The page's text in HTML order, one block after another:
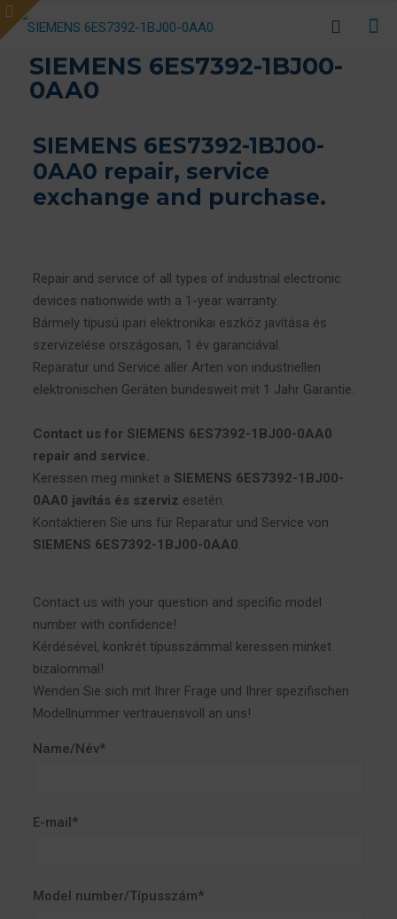
SIEMENS 6ES7392-1BJ00-
0AA0
SIEMENS 6ES7392-1BJ00-
0AA0 repair, service
exchange and purchase.
Repair and service of all types of industrial electronic
devices nationwide with a 1-year warranty.
Bármely típusú ipari elektronikai eszköz javítása és
szervizelése országosan, 1 év garanciával.
Reparatur und Service aller Arten von industriellen
elektronischen Geräten bundesweit mit 1 Jahr Garantie.
Contact us for SIEMENS 6ES7392-1BJ00-0AA0
repair and service.
Keressen meg minket a SIEMENS 6ES7392-1BJ00-
0AA0 javítás és szerviz esetén.
Kontaktieren Sie uns für Reparatur und Service von
SIEMENS 6ES7392-1BJ00-0AA0.
Contact us with your question and specific model
number with confidence!
Kérdésével, konkrét típusszámmal keressen minket
bizalommal!
Wenden Sie sich mit Ihrer Frage und Ihrer spezifischen
Modellnummer vertrauensvoll an uns!
Name/Név*
E-mail*
Model number/Típusszám*